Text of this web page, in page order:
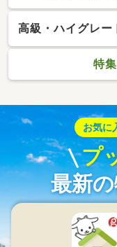
高級・ハイグレー
特
お気に
プ
最新